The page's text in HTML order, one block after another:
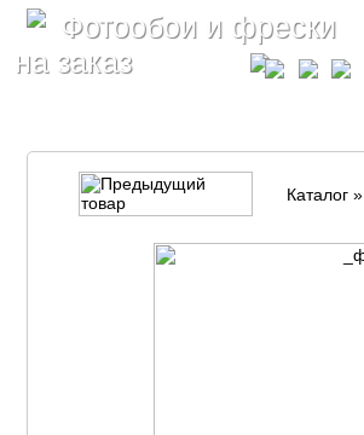
Фотообои и фрески
на заказ
Каталог»